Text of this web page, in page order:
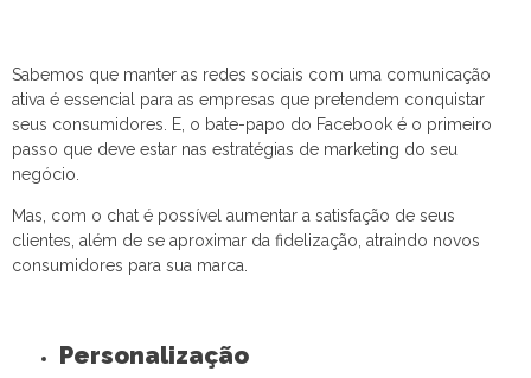
Sabemos que manter as redes sociais com uma comunicação
ativa é essencial para as empresas que pretendem conquistar
seus consumidores. E, o bate-papo do Facebook é o primeiro
passo que deve estar nas estratégias de marketing do seu
negócio.
Mas, com o chat é possível aumentar a satisfação de seus
clientes, além de se aproximar da fidelização, atraindo novos
consumidores para sua marca.
Personalização